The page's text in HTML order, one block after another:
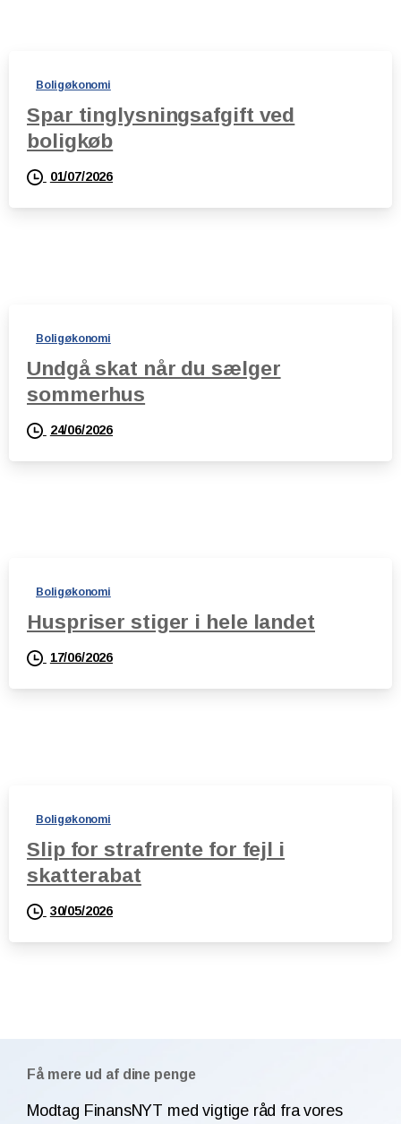
Boligøkonomi
Spar tinglysningsafgift ved
boligkøb
01/07/2026
Boligøkonomi
Undgå skat når du sælger
sommerhus
24/06/2026
Boligøkonomi
Huspriser stiger i hele landet
17/06/2026
Boligøkonomi
Slip for strafrente for fejl i
skatterabat
30/05/2026
Få mere ud af dine penge
Modtag FinansNYT med vigtige råd fra vores